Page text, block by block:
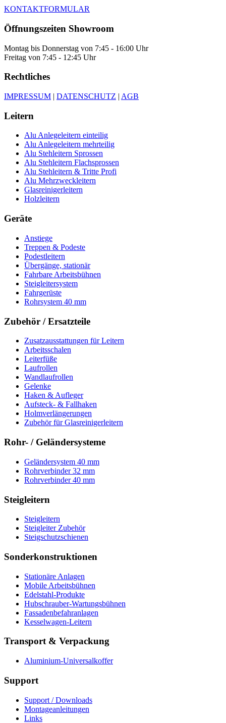
KONTAKTFORMULAR
Öffnungszeiten Showroom
Montag bis Donnerstag von 7:45 - 16:00 Uhr
Freitag von 7:45 - 12:45 Uhr
Rechtliches
IMPRESSUM | DATENSCHUTZ | AGB
Leitern
Alu Anlegeleitern einteilig
Alu Anlegeleitern mehrteilig
Alu Stehleitern Sprossen
Alu Stehleitern Flachsprossen
Alu Stehleitern & Tritte Profi
Alu Mehrzweckleitern
Glasreinigerleitern
Holzleitern
Geräte
Anstiege
Treppen & Podeste
Podestleitern
Übergänge, stationär
Fahrbare Arbeitsbühnen
Steigleitersystem
Fahrgerüste
Rohrsystem 40 mm
Zubehör / Ersatzteile
Zusatzausstattungen für Leitern
Arbeitsschalen
Leiterfüße
Laufrollen
Wandlaufrollen
Gelenke
Haken & Aufleger
Aufsteck- & Fallhaken
Holmverlängerungen
Zubehör für Glasreinigerleitern
Rohr- / Geländersysteme
Geländersystem 40 mm
Rohrverbinder 32 mm
Rohrverbinder 40 mm
Steigleitern
Steigleitern
Steigleiter Zubehör
Steigschutzschienen
Sonderkonstruktionen
Stationäre Anlagen
Mobile Arbeitsbühnen
Edelstahl-Produkte
Hubschrauber-Wartungsbühnen
Fassadenbefahranlagen
Kesselwagen-Leitern
Transport & Verpackung
Aluminium-Universalkoffer
Support
Support / Downloads
Montageanleitungen
Links